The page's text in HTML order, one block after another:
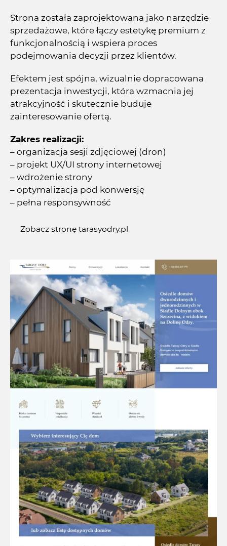
Strona została zaprojektowana jako narzędzie
sprzedażowe, które łączy estetykę premium z
funkcjonalnością i wspiera proces
podejmowania decyzji przez klientów.
Efektem jest spójna, wizualnie dopracowana
prezentacja inwestycji, która wzmacnia jej
atrakcyjność i skutecznie buduje
zainteresowanie ofertą.
Zakres realizacji:
– organizacja sesji zdjęciowej (dron)
– projekt UX/UI strony internetowej
– wdrożenie strony
– optymalizacja pod konwersję
– pełna responsywność
Zobacz stronę tarasyodry.pl